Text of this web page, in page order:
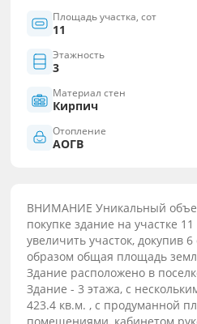
Площадь участка, сот
11
Этажность
3
Материал стен
Кирпич
Отопление
АОГВ
ВНИМАНИЕ Уникальный
покупке здание на участке
увеличить участок, докупив
образом общая площадь
Здание расположено в
Здание - 3 этажа, с
423.4 кв.м. , с продуманной
помещениями, кабинетом